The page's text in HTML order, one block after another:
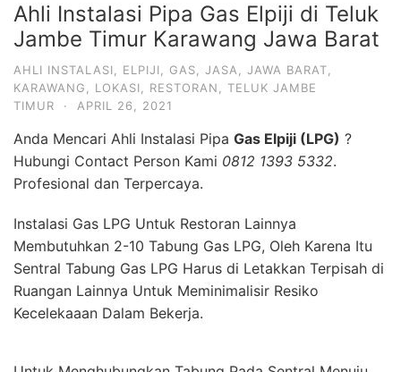
Ahli Instalasi Pipa Gas Elpiji di Teluk
Jambe Timur Karawang Jawa Barat
AHLI INSTALASI ELPIJI GAS JASA JAWA BARAT
KARAWANG
LOKASI RESTORAN
TELUK JAMBE
TIMUR
· APRIL 26, 2021
Anda Mencari Ahli Instalasi Pipa Gas Elpiji (LPG) ?
Hubungi Contact Person Kami 0812 1393 5332.
Profesional dan Terpercaya.
Instalasi Gas LPG Untuk Restoran Lainnya
Membutuhkan 2-10 Tabung Gas LPG, Oleh Karena Itu
Sentral Tabung Gas LPG Harus di Letakkan Terpisah di
Ruangan Lainnya Untuk Meminimalisir Resiko
Kecelekaaan Dalam Bekerja.